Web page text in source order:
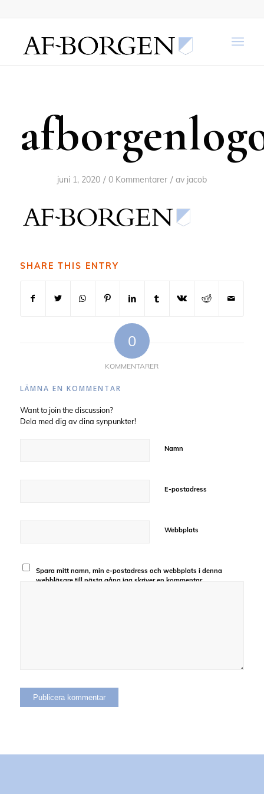
juni 1, 2020 / 0 Kommentarer / av jacob
SHARE THIS ENTRY
0
KOMMENTARER
LÄMNA EN KOMMENTAR
Want to join the discussion?
Dela med dig av dina synpunkter!
Namn
E-postadress
Webbplats
Spara mitt namn, min e-postadress och webbplats i denna
webbläsare till nästa gång jag skriver en kommentar.